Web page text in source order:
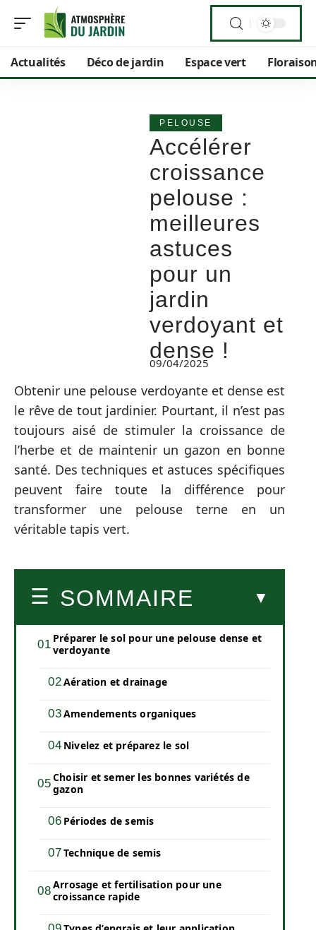
Actualités Déco de jardin Espace vert
PELOUSE
Accélérer
croissance
pelouse :
meilleures
astuces
pour un
jardin
verdoyant et
dense !
09/04/2025
Obtenir une pelouse verdoyante et dense est
le rêve de tout jardinier. Pourtant, il n’est pas
toujours aisé de stimuler la croissance de
l’herbe et de maintenir un gazon en bonne
santé. Des techniques et astuces spécifiques
peuvent faire toute la différence pour
transformer une pelouse terne en un
véritable tapis vert.
SOMMAIRE
Préparer le sol pour une pelouse dense et
verdoyante
Aération et drainage
Amendements organiques
Nivelez et préparez le sol
Choisir et semer les bonnes variétés de
gazon
Périodes de semis
Technique de semis
Arrosage et fertilisation pour une
croissance rapide